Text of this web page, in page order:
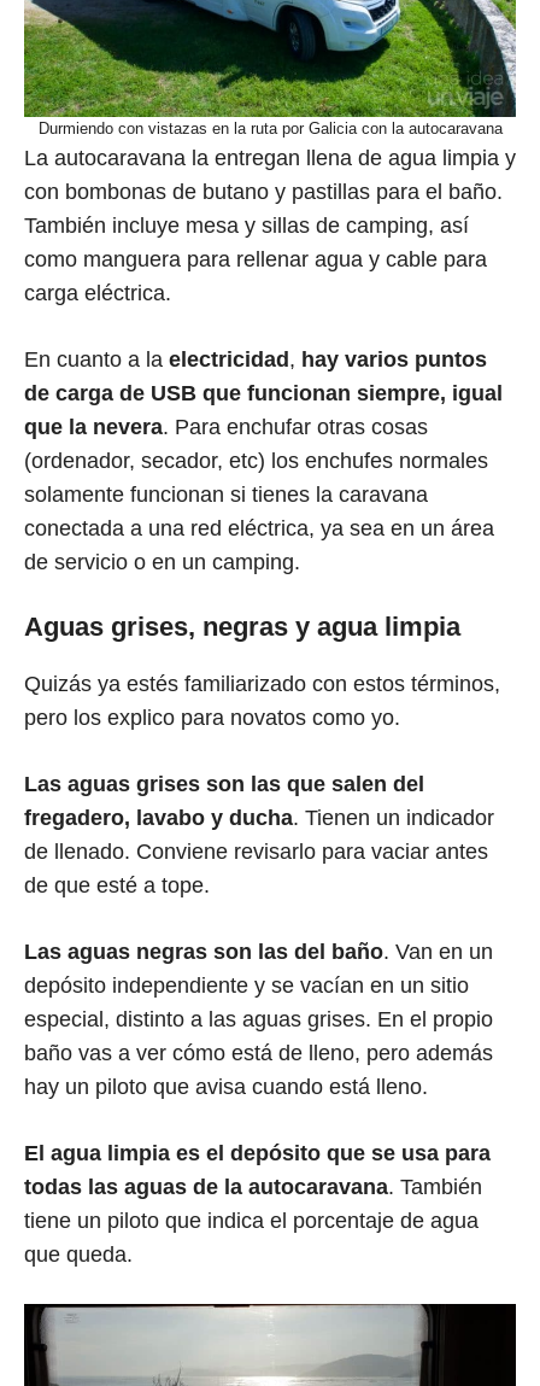
Durmiendo con vistazas en la ruta por Galicia con la autocaravana
La autocaravana la entregan llena de agua limpia y
con bombonas de butano y pastillas para el baño.
También incluye mesa y sillas de camping, así
como manguera para rellenar agua y cable para
carga eléctrica.
En cuanto a la electricidad , hay varios puntos
de carga de USB que funcionan siempre, igual
que la nevera. Para enchufar otras cosas
(ordenador, secador, etc) los enchufes normales
solamente funcionan si tienes la caravana
conectada a una red eléctrica, ya sea en un área
de servicio o en un camping.
Aguas grises, negras y agua limpia
Quizás ya estés familiarizado con estos términos,
pero los explico para novatos como yo.
Las aguas grises son las que salen del
fregadero, lavabo y ducha. Tienen un indicador
de llenado. Conviene revisarlo para vaciar antes
de que esté a tope.
Las aguas negras son las del baño. Van en un
depósito independiente y se vacían en un sitio
especial, distinto a las aguas grises. En el propio
baño vas a ver cómo está de lleno, pero además
hay un piloto que avisa cuando está lleno.
El agua limpia es el depósito que se usa para
todas las aguas de la autocaravana. También
tiene un piloto que indica el porcentaje de agua
que queda.